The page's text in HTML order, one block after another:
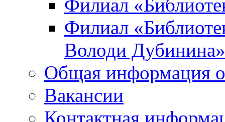
Филиал
Филиал
Володи Дубинина»
Общая информация
Вакансии
Контактная